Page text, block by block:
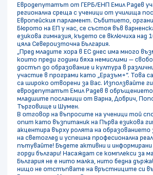
Евродепутатът от ГЕРБ/ЕНП Емил Радев
регионална среща с ученици от училища
Европейския парламент. Събитието,
Бюрото на ЕП у нас, се състоя във
езикова гимназия, където се включиха над
цяла Североизточна България.
„Пред младите хора в ЕС днес има много
които преди години бяха немислими –
достъп до образование и култура в
участие в програми като „Еразъм+“. Това
са широко отворени за Вас. Използвайте
евродепутатът Емил Радев в
младшите посланици от Варна, Добрич,
Търговище и Шумен.
В отговор на въпросите на ученици той
опит като възпитаник на Първа езикова
акцентира върху ролята на образованието
на светоглед и успешна професионална
пътувайте! Бъдете активни и информирани
горди българи! Насаждат се комплекси за
България не е нито малка, нито бедна
нищо не отстъпвате на връстниците си